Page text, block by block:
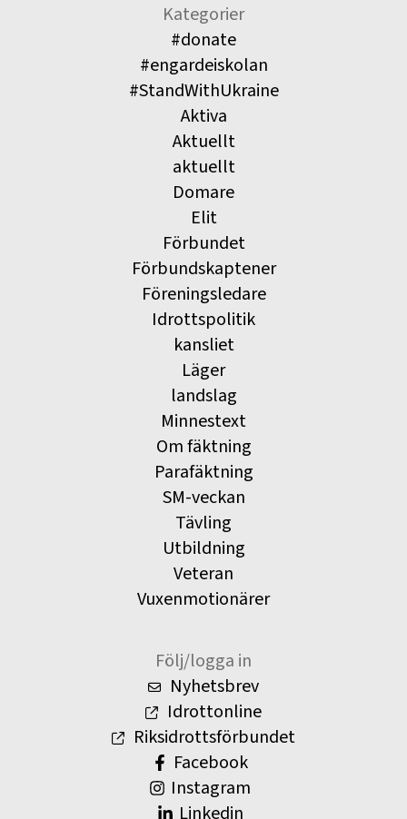
Kategorier
#donate
#engardeiskolan
#StandWithUkraine
Aktiva
Aktuellt
aktuellt
Domare
Elit
Förbundet
Förbundskaptener
Föreningsledare
Idrottspolitik
kansliet
Läger
landslag
Minnestext
Om fäktning
Parafäktning
SM-veckan
Tävling
Utbildning
Veteran
Vuxenmotionärer
Följ/logga in
Nyhetsbrev
Idrottonline
Riksidrottsförbundet
Facebook
Instagram
Linkedin